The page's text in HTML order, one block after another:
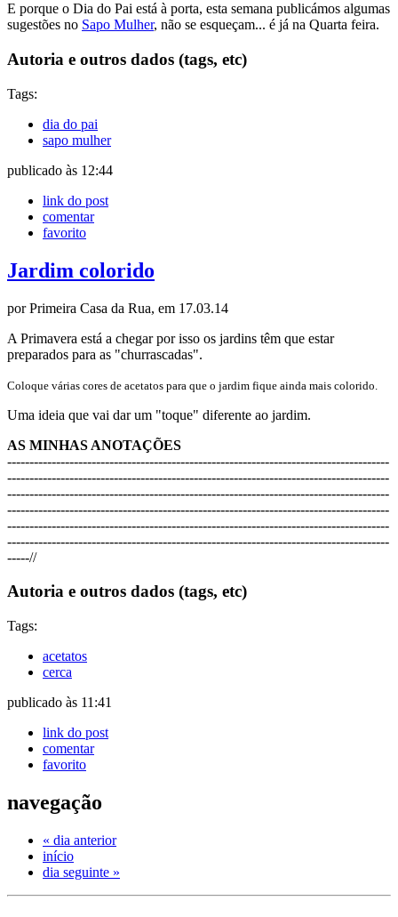
E porque o Dia do Pai está à porta, esta semana publicámos algumas
sugestões no Sapo Mulher, não se esqueçam... é já na Quarta feira.
Autoria e outros dados (tags, etc)
Tags:
dia do pai
sapo mulher
publicado às 12:44
link do post
comentar
favorito
Jardim colorido
por Primeira Casa da Rua, em 17.03.14
A Primavera está a chegar por isso os jardins têm que estar
preparados para as "churrascadas".
Coloque várias cores de acetatos para que o jardim fique ainda mais colorido.
Uma ideia que vai dar um "toque" diferente ao jardim.
AS MINHAS ANOTAÇÕES
--------------------------------------------------------------------------------------
--------------------------------------------------------------------------------------
--------------------------------------------------------------------------------------
--------------------------------------------------------------------------------------
--------------------------------------------------------------------------------------
--------------------------------------------------------------------------------------
-----//
Autoria e outros dados (tags, etc)
Tags:
acetatos
cerca
publicado às 11:41
link do post
comentar
favorito
navegação
« dia anterior
início
dia seguinte »